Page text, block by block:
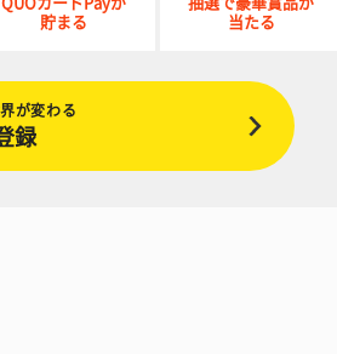
貯まる
当たる
が変わる
録